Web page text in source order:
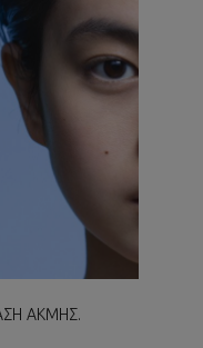
ΑΚΜΗΣ.